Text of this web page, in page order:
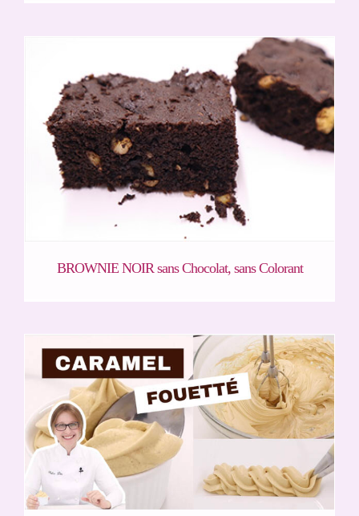
BROWNIE NOIR sans Chocolat, sans Colorant